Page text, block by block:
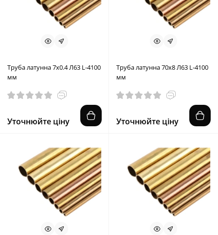
Труба латунна 7x0.4 Л63 L-4100
мм
Уточнюйте ціну
Труба латунна 70x8 Л63 L-4100
мм
Уточнюйте ціну